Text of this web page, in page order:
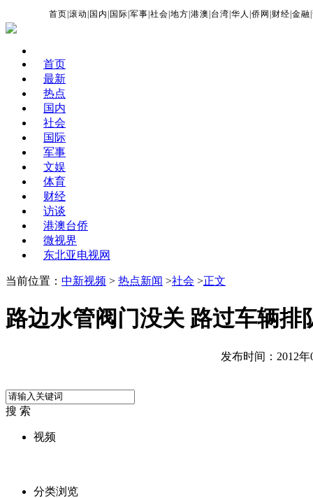
首页 |滚动 国内 国际 |军事 |社会 |地方 |港澳 台湾 |华人 |侨网 财经 |金融 |
首页
最新
热点
国内
社会
国际
军事
文娱
体育
财经
访谈
港澳台侨
微视界
东北亚电视网
当前位置： 中新视频 > 热点新闻 >社会 >正文
路边水管阀门没关 路过车辆
发布时间：2012年
搜 索
视频
分类浏览